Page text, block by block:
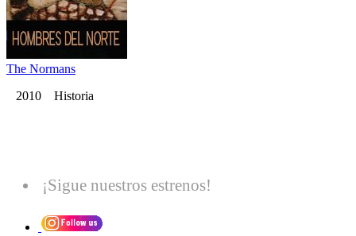
The Normans
2010 Historia
¡Sigue nuestros estrenos!